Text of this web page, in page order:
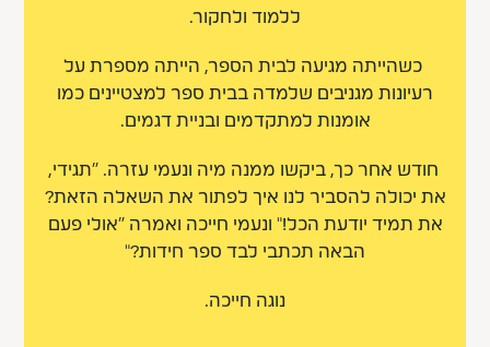
ללמוד ולחקור.
כשהייתה מגיעה לבית הספר, הייתה מספרת על
רעיונות מגניבים שלמדה בבית ספר למצטיינים כמו
אומנות למתקדמים ובניית דגמים.
חודש אחר כך, ביקשו ממנה מיה ונעמי עזרה. “תגידי,
את יכולה להסביר לנו איך לפתור את השאלה הזאת?
את תמיד יודעת הכל!" ונעמי חייכה ואמרה "אולי פעם
הבאה תכתבי לבד ספר חידות?"
נוגה חייכה.